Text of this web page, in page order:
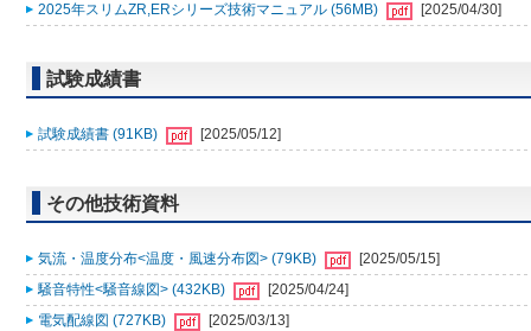
2025年スリムZR,ERシリーズ技術マニュアル (56MB) [2025/04/30]
試験成績書
試験成績書 (91KB) [2025/05/12]
その他技術資料
気流・温度分布<温度・風速分布図> (79KB)
[2025/05/15]
騒音特性<騒音線図> (432KB)
[2025/04/24]
電気配線図 (727KB)
[2025/03/13]